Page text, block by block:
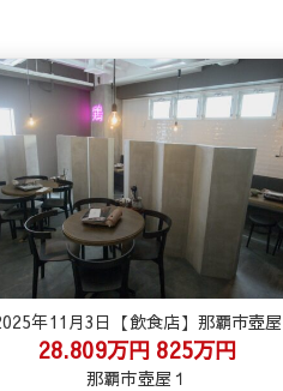
年11月3日【飲食店】那覇市壺屋
28.809万円 825万円
那覇市壺屋１